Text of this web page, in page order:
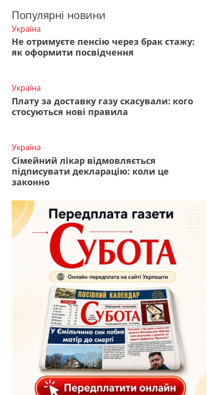
Популярні новини
Україна
Не отримуєте пенсію через брак стажу:
як оформити посвідчення
Україна
Плату за доставку газу скасували: кого
стосуються нові правила
Україна
Сімейний лікар відмовляється
підписувати декларацію: коли це
законно